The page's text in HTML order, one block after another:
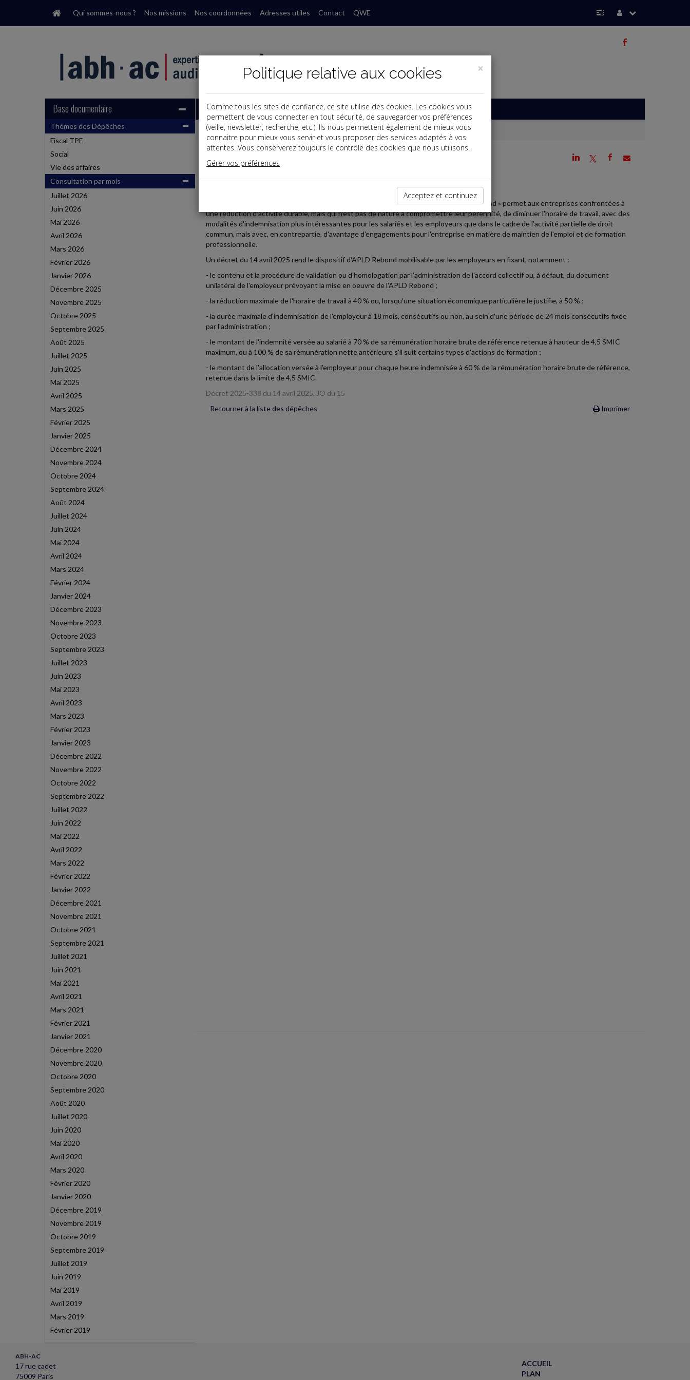
Qui sommes-nous ? Nos missions Nos coordonnées Adresses utiles Contact QWE
b
Base documentaire
Thémes des Dépêches
Fiscal TPE
Social
Vie des affaires
Consultation par mois
Juillet 2026
Juin 2026
Mai 2026
Avril 2026
Mars 2026
Février 2026
Janvier 2026
Décembre 2025
Novembre 2025
Octobre 2025
Septembre 2025
Août 2025
Juillet 2025
Juin 2025
Mai 2025
Avril 2025
Mars 2025
Février 2025
Janvier 2025
Décembre 2024
Novembre 2024
Octobre 2024
Septembre 2024
Août 2024
Juillet 2024
Juin 2024
Mai 2024
Avril 2024
Mars 2024
Février 2024
Janvier 2024
Décembre 2023
Novembre 2023
Octobre 2023
Septembre 2023
Juillet 2023
Juin 2023
Mai 2023
Avril 2023
Mars 2023
Février 2023
Janvier 2023
Décembre 2022
Novembre 2022
Octobre 2022
Septembre 2022
Juillet 2022
Juin 2022
Mai 2022
Avril 2022
Mars 2022
Février 2022
Janvier 2022
Décembre 2021
Novembre 2021
Octobre 2021
Septembre 2021
Juillet 2021
Juin 2021
Mai 2021
Avril 2021
Mars 2021
Février 2021
Janvier 2021
Décembre 2020
Novembre 2020
Octobre 2020
Septembre 2020
Août 2020
Juillet 2020
Juin 2020
Mai 2020
Avril 2020
Mars 2020
Février 2020
Janvier 2020
Décembre 2019
Novembre 2019
Octobre 2019
Septembre 2019
Juillet 2019
Juin 2019
Mai 2019
Avril 2019
Mars 2019
Février 2019
Dépêches
j a b
Date: 2025-04-30
L'APLD REBOND EST DÉSORMAIS OPÉRATIONNELLE
Prévue par la loi de finances pour 2025, l'activité partielle de longue durée (APLD) « Rebond » permet aux entreprises confrontées à
une réduction d'activité durable, mais qui n'est pas de nature à compromettre leur pérennité, de diminuer l'horaire de travail, avec des
modalités d'indemnisation plus intéressantes pour les salariés et les employeurs que dans le cadre de l'activité partielle de droit
commun, mais avec, en contrepartie, d'avantage d'engagements pour l'entreprise en matière de maintien de l'emploi et de formation
professionnelle.
Un décret du 14 avril 2025 rend le dispositif d'APLD Rebond mobilisable par les employeurs en fixant, notamment :
- le contenu et la procédure de validation ou d'homologation par l'administration de l'accord collectif ou, à défaut, du document
unilatéral de l'employeur prévoyant la mise en oeuvre de l'APLD Rebond ;
- la réduction maximale de l'horaire de travail à 40 % ou, lorsqu'une situation économique particulière le justifie, à 50 % ;
- la durée maximale d'indemnisation de l'employeur à 18 mois, consécutifs ou non, au sein d'une période de 24 mois consécutifs fixée
par l'administration ;
- le montant de l'indemnité versée au salarié à 70 % de sa rémunération horaire brute de référence retenue à hauteur de 4,5 SMIC
maximum, ou à 100 % de sa rémunération nette antérieure s'il suit certains types d'actions de formation ;
- le montant de l'allocation versée à l'employeur pour chaque heure indemnisée à 60 % de la rémunération horaire brute de référence,
retenue dans la limite de 4,5 SMIC.
Décret 2025-338 du 14 avril 2025, JO du 15
Retourner à la liste des dépêches
Imprimer
ABH-AC
17 rue cadet
75009 Paris
ACCUEIL
PLAN
×
Politique relative aux cookies
Comme tous les sites de confiance, ce site utilise des cookies. Les cookies vous
permettent de vous connecter en tout sécurité, de sauvegarder vos préférences
(veille, newsletter, recherche, etc.). Ils nous permettent également de mieux vous
connaitre pour mieux vous servir et vous proposer des services adaptés à vos
attentes. Vous conserverez toujours le contrôle des cookies que nous utilisons.
Gérer vos préférences
Acceptez et continuez